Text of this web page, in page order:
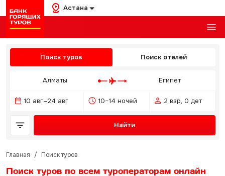
Астана
Поиск туров Поиск отелей
Алматы Египет
10 авг–24 авг 10–14 ночей 2 взр, 0 дет
Найти
Главная / Поиск туров
Поиск туров по всем туроператорам онлайн